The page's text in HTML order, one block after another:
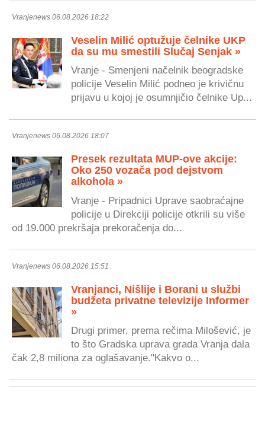
Vranjenews 06.08.2026 18:22
Veselin Milić optužuje čelnike UKP
da su mu smestili Slučaj Senjak »
Vranje - Smenjeni načelnik beogradske
policije Veselin Milić podneo je krivičnu
prijavu u kojoj je osumnjičio čelnike Up...
Vranjenews 06.08.2026 18:07
Presek rezultata MUP-ove akcije:
Oko 250 vozača pod dejstvom
alkohola »
Vranje - Pripadnici Uprave saobraćajne
policije u Direkciji policije otkrili su više
od 19.000 prekršaja prekoračenja do...
Vranjenews 06.08.2026 15:51
Vranjanci, Nišlije i Borani u službi
budžeta privatne televizije Informer
»
Drugi primer, prema rečima Milošević, je
to što Gradska uprava grada Vranja dala
čak 2,8 miliona za oglašavanje."Kakvo o...